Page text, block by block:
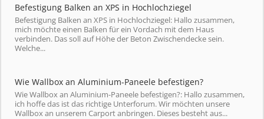
Befestigung Balken an XPS in Hochlochziegel
Befestigung Balken an XPS in Hochlochziegel: Hallo zusammen,
mich möchte einen Balken für ein Vordach mit dem Haus
verbinden. Das soll auf Höhe der Beton Zwischendecke sein.
Welche...
Wie Wallbox an Aluminium-Paneele befestigen?
Wie Wallbox an Aluminium-Paneele befestigen?: Hallo zusammen,
ich hoffe das ist das richtige Unterforum. Wir möchten unsere
Wallbox an unserem Carport anbringen. Dieses besteht aus...